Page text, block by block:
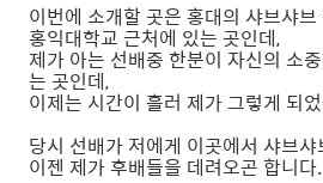
이번에 소개할 곳은 홍대의 샤브샤
홍익대학교 근처에 있는 곳인데,
제가 아는 선배중 한분이 자신의 소
는 곳인데,
이제는 시간이 흘러 제가 그렇게 되
당시 선배가 저에게 이곳에서 샤브
이젠 제가 후배들을 데려오곤 합니다.